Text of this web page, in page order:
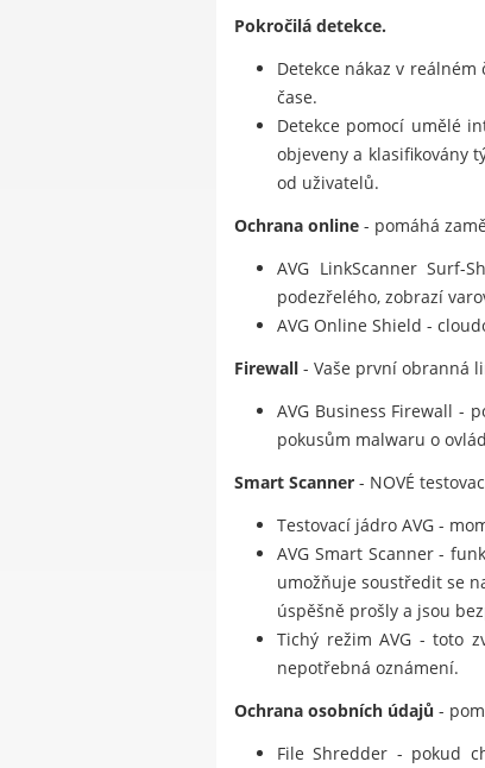
Pokročilá detekce.
Detekce nákaz v
čase.
Detekce pomocí umělé
objeveny a klasifikovány
od uživatelů.
Ochrana online - pomáhá
AVG LinkScanner
podezřelého, zobrazí
AVG Online Shield -
Firewall - Vaše první obranná
AVG Business Firewall -
pokusům malwaru o
Smart Scanner - NOVÉ
Testovací jádro AVG -
AVG Smart Scanner -
umožňuje soustředit se
úspěšně prošly a jsou
Tichý režim AVG - toto
nepotřebná oznámení.
Ochrana osobních údajů -
File Shredder - pokud